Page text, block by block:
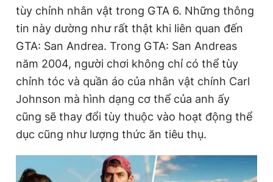
tùy chỉnh nhân vật trong GTA 6. Những thông
tin này dường như rất thật khi liên quan đến
GTA: San Andrea. Trong GTA: San Andreas
năm 2004, người chơi không chỉ có thể tùy
chỉnh tóc và quần áo của nhân vật chính Carl
Johnson mà hình dạng cơ thể của anh ấy
cũng sẽ thay đổi tùy thuộc vào hoạt động thể
dục cũng như lượng thức ăn tiêu thụ.